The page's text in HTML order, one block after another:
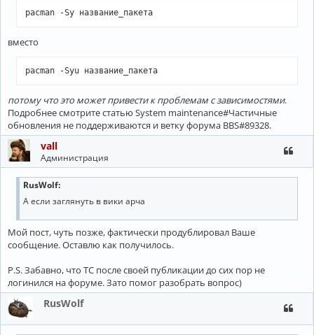
pacman -Sy название_пакета
вместо
pacman -Syu название_пакета
потому что это может привести к проблемам с зависимостями.
Подробнее смотрите статью System maintenance#Частичные
обновления не поддерживаются и ветку форума BBS#89328.
vall
Администрация
RusWolf:
А если заглянуть в вики арча
Мой пост, чуть позже, фактически продублировал Ваше
сообщение. Оставлю как получилось.
P.S. Забавно, что ТС после своей публикации до сих пор не
логинился на форуме. Зато помог разобрать вопрос)
RusWolf